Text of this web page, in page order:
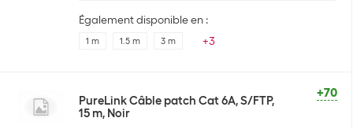
Également disponible en :
1 m 1.5 m 3 m +3
+70
PureLink Câble patch Cat 6A, S/FTP,
15 m, Noir